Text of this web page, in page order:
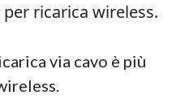
ricarica wireless.
via cavo è più